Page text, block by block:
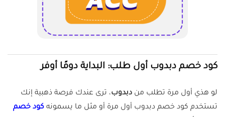
كود خصم دبدوب أول طلب: البداية دومًا أوفر
لو هذي أول مرة تطلب من دبدوب، ترى عندك فرصة ذهبية إنك
تستخدم كود خصم دبدوب أول مرة أو مثل ما يسمونه كود خصم